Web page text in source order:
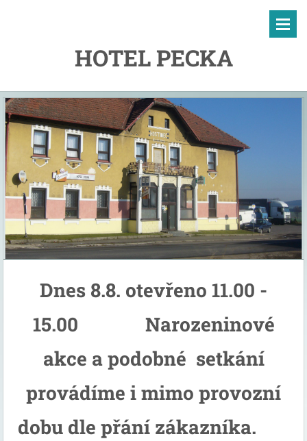
HOTEL PECKA
Dnes 8.8. otevřeno 11.00 -
15.00 Narozeninové
akce a podobné setkání
provádíme i mimo provozní
dobu dle přání zákazníka.